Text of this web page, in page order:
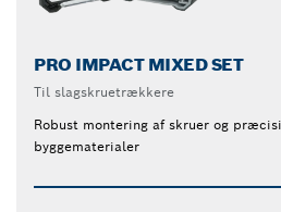
PRO IMPACT MIXED SET
Til slagskruetrækkere
Robust montering af skruer og
byggematerialer